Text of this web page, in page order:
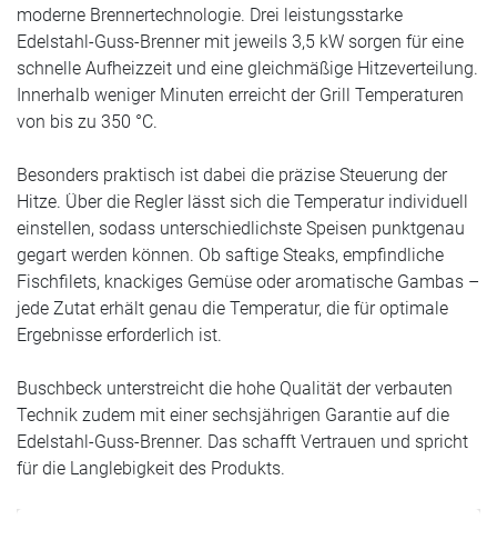
moderne Brennertechnologie. Drei leistungsstarke
Edelstahl-Guss-Brenner mit jeweils 3,5 kW sorgen für eine
schnelle Aufheizzeit und eine gleichmäßige Hitzeverteilung.
Innerhalb weniger Minuten erreicht der Grill Temperaturen
von bis zu 350 °C.
Besonders praktisch ist dabei die präzise Steuerung der
Hitze. Über die Regler lässt sich die Temperatur individuell
einstellen, sodass unterschiedlichste Speisen punktgenau
gegart werden können. Ob saftige Steaks, empfindliche
Fischfilets, knackiges Gemüse oder aromatische Gambas –
jede Zutat erhält genau die Temperatur, die für optimale
Ergebnisse erforderlich ist.
Buschbeck unterstreicht die hohe Qualität der verbauten
Technik zudem mit einer sechsjährigen Garantie auf die
Edelstahl-Guss-Brenner. Das schafft Vertrauen und spricht
für die Langlebigkeit des Produkts.